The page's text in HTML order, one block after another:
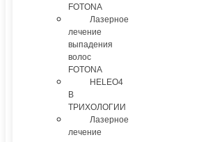
FOTONA
Лазерное
лечение
выпадения
волос
FOTONA
HELEO4
В
ТРИХОЛОГИИ
Лазерное
лечение